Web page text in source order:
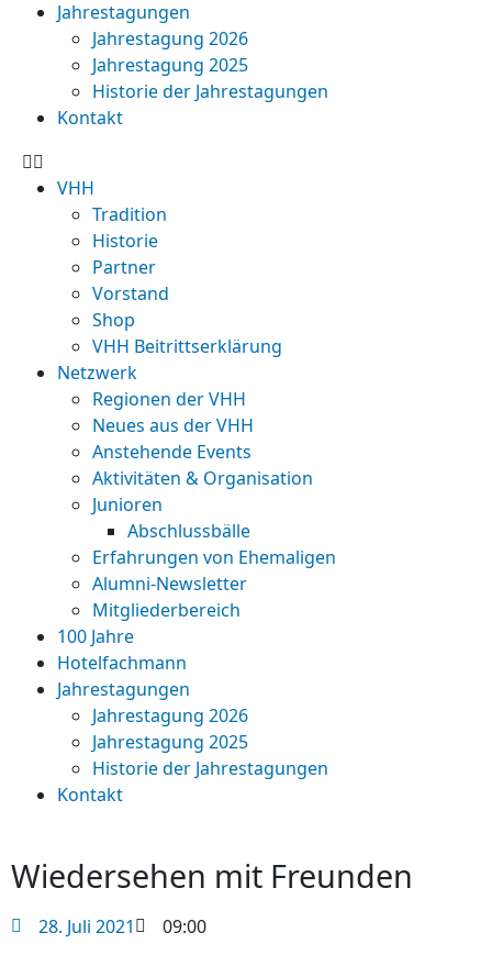
Jahrestagungen
Jahrestagung 2026
Jahrestagung 2025
Historie der Jahrestagungen
Kontakt
VHH
Tradition
Historie
Partner
Vorstand
Shop
VHH Beitrittserklärung
Netzwerk
Regionen der VHH
Neues aus der VHH
Anstehende Events
Aktivitäten & Organisation
Junioren
Abschlussbälle
Erfahrungen von Ehemaligen
Alumni-Newsletter
Mitgliederbereich
100 Jahre
Hotelfachmann
Jahrestagungen
Jahrestagung 2026
Jahrestagung 2025
Historie der Jahrestagungen
Kontakt
Wiedersehen mit Freunden
28. Juli 2021 09:00